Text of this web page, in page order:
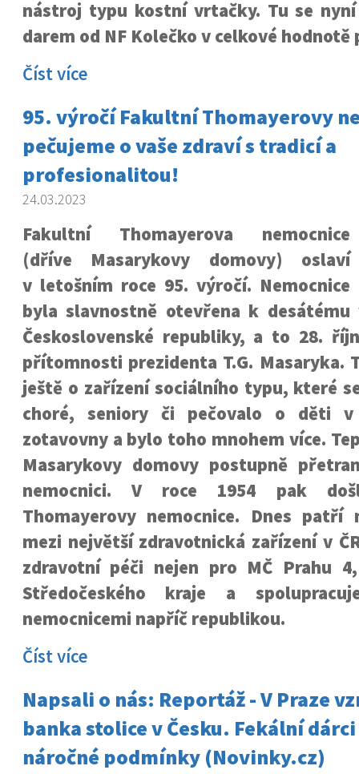
nástroj typu kostní vrtačky. Tu se
darem od NF Kolečko v celkové hodnotě
Číst více
95. výročí Fakultní Thomayerovy
pečujeme o vaše zdraví s tradicí a
profesionalitou!
24.03.2023
Fakultní Thomayerova nemocnice
(dříve Masarykovy domovy) oslaví
v letošním roce 95. výročí. Nemocnice
byla slavnostně otevřena k
Československé republiky, a to 28.
přítomnosti prezidenta T.G. Masaryka.
ještě o zařízení sociálního typu, které
choré, seniory či pečovalo o děti v
zotavovny a bylo toho mnohem více.
Masarykovy domovy postupně
nemocnici. V roce 1954 pak
Thomayerovy nemocnice. Dnes patří
mezi největší zdravotnická zařízení v
zdravotní péči nejen pro MČ Prahu
Středočeského kraje a
nemocnicemi napříč republikou.
Číst více
Napsali o nás: Reportáž - V Praze
banka stolice v Česku. Fekální
náročné podmínky (Novinky.cz)